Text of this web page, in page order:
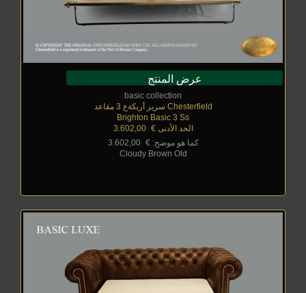
عرض المنتج
basic collection
Chesterfield سرير أريكةع 3 مقاعد
Brighton Basic 3 Ss
الحد الأدنى € _
3.602,00
كما هو موضح: € _
3.602,00
Cloudy Brown Old